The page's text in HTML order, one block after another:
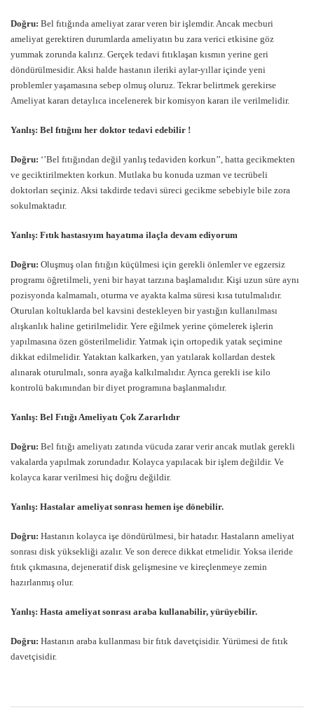
Doğru: Bel fıtığında ameliyat zarar veren bir işlemdir. Ancak mecburi
ameliyat gerektiren durumlarda ameliyatın bu zara verici etkisine göz
yummak zorunda kalırız. Gerçek tedavi fıtıklaşan kısmın yerine geri
döndürülmesidir. Aksi halde hastanın ileriki aylar-yıllar içinde yeni
problemler yaşamasına sebep olmuş oluruz. Tekrar belirtmek gerekirse
Ameliyat kararı detaylıca incelenerek bir komisyon kararı ile verilmelidir.
Yanlış: Bel fıtığını her doktor tedavi edebilir !
Doğru: ‘’Bel fıtığından değil yanlış tedaviden korkun’’, hatta gecikmekten
ve geciktirilmekten korkun. Mutlaka bu konuda uzman ve tecrübeli
doktorları seçiniz. Aksi takdirde tedavi süreci gecikme sebebiyle bile zora
sokulmaktadır.
Yanlış: Fıtık hastasıyım hayatıma ilaçla devam ediyorum
Doğru: Oluşmuş olan fıtığın küçülmesi için gerekli önlemler ve egzersiz
programı öğretilmeli, yeni bir hayat tarzına başlamalıdır. Kişi uzun süre aynı
pozisyonda kalmamalı, oturma ve ayakta kalma süresi kısa tutulmalıdır.
Oturulan koltuklarda bel kavsini destekleyen bir yastığın kullanılması
alışkanlık haline getirilmelidir. Yere eğilmek yerine çömelerek işlerin
yapılmasına özen gösterilmelidir. Yatmak için ortopedik yatak seçimine
dikkat edilmelidir. Yataktan kalkarken, yan yatılarak kollardan destek
alınarak oturulmalı, sonra ayağa kalkılmalıdır. Ayrıca gerekli ise kilo
kontrolü bakımından bir diyet programına başlanmalıdır.
Yanlış: Bel Fıtığı Ameliyatı Çok Zararlıdır
Doğru: Bel fıtığı ameliyatı zatında vücuda zarar verir ancak mutlak gerekli
vakalarda yapılmak zorundadır. Kolayca yapılacak bir işlem değildir. Ve
kolayca karar verilmesi hiç doğru değildir.
Yanlış: Hastalar ameliyat sonrası hemen işe dönebilir.
Doğru: Hastanın kolayca işe döndürülmesi, bir hatadır. Hastaların ameliyat
sonrası disk yüksekliği azalır. Ve son derece dikkat etmelidir. Yoksa ileride
fıtık çıkmasına, dejeneratif disk gelişmesine ve kireçlenmeye zemin
hazırlanmış olur.
Yanlış: Hasta ameliyat sonrası araba kullanabilir, yürüyebilir.
Doğru: Hastanın araba kullanması bir fıtık davetçisidir. Yürümesi de fıtık
davetçisidir.